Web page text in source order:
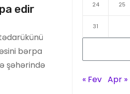
edir
bərpa
şəhərində
24 25
31
« Fev Apr »